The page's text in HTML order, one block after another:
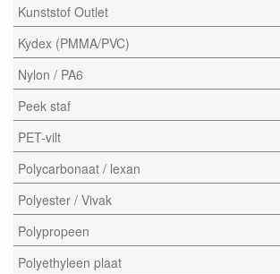
Kunststof Outlet
Kydex (PMMA/PVC)
Nylon / PA6
Peek staf
PET-vilt
Polycarbonaat / lexan
Polyester / Vivak
Polypropeen
Polyethyleen plaat